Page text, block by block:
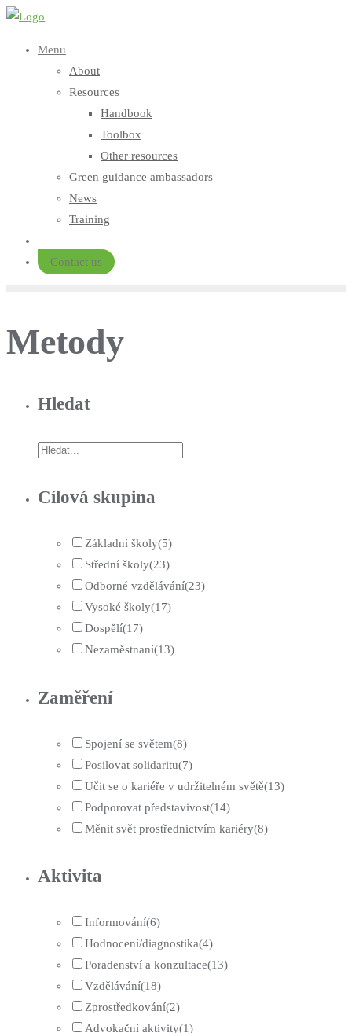
Skip
content
Menu
About
Resources
Handbook
Toolbox
Other resources
Green guidance ambassadors
News
Training
Contact us
Metody
Hledat
Cílová skupina
Základní školy(5)
Střední školy(23)
Odborné vzdělávání(23)
Vysoké školy(17)
Dospělí(17)
Nezaměstnaní(13)
Zaměření
Spojení se světem(8)
Posilovat solidaritu(7)
Učit se o kariéře v udržitelném světě(13)
Podporovat představivost(14)
Měnit svět prostřednictvím kariéry(8)
Aktivita
Informování(6)
Hodnocení/diagnostika(4)
Poradenství a konzultace(13)
Vzdělávání(18)
Zprostředkování(2)
Advokační aktivity(1)